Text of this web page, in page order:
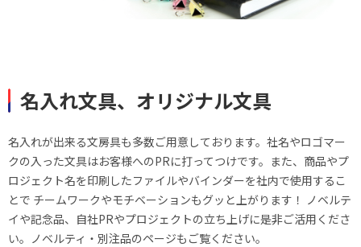
名入れ文具、オリジナル文具
名入れが出来る文房具も多数ご用意しております。社名やロゴマー
クの入った文具はお客様へのPRに打ってつけです。また、商品やプ
ロジェクト名を印刷したファイルやバインダーを社内で使用するこ
とで チームワークやモチベーションもグッと上がります！ ノベルテ
イや記念品、自社PRやプロジェクトの立ち上げに是非ご活用くださ
い。ノベルティ・別注品のページもご覧ください。